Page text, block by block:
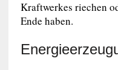
Kraftwerkes riechen
Ende haben.